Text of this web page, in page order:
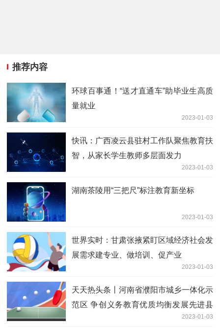
推荐内容
环球百事通！“送才直通车”助毕业生高质
量就业
2023-01-03
快讯：广西凌云县驻村工作队聚焦教育扶
智，从家长学生教师多层面发力
2023-01-03
湖南茶陵用“三把尺”标注教育新坐标
2023-01-03
世界实时：甘肃张掖紧盯区域经济社会发
展需求建专业、做培训、促产业
2023-01-03
天天热头条丨河南省濮阳市城乡一体化示
范区 争创义务教育优质均衡发展先进县
2023-01-03